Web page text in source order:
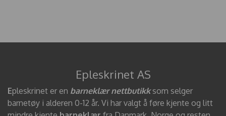
Epleskrinet AS
Epleskrinet er en barneklær nettbutikksom selger
barnetøy i alderen 0-12 år. Vi har valgt å føre kjente og litt